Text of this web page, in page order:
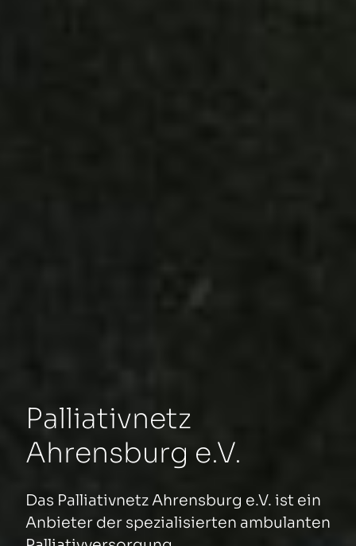
Palliativnetz
Ahrensburg e.V.
Das Palliativnetz Ahrensburg e.V. ist ein
Anbieter der spezialisierten ambulanten